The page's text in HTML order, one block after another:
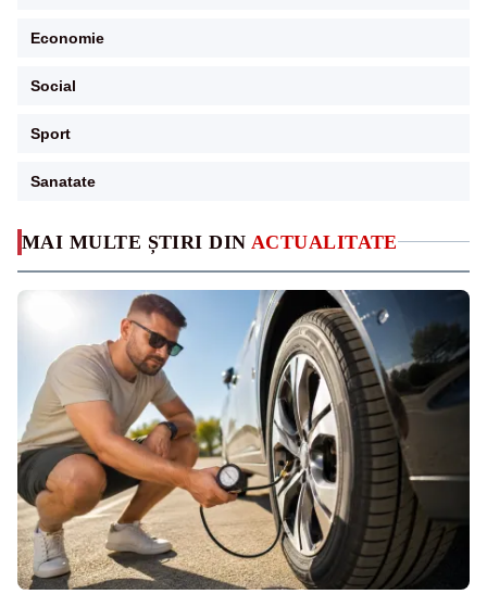
MAI MULTE ȘTIRI DIN ACTUALITATE
Economie
Social
Sport
Sanatate